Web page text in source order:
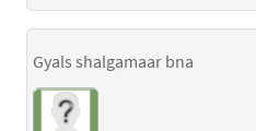
Gyals shalgamaar bna